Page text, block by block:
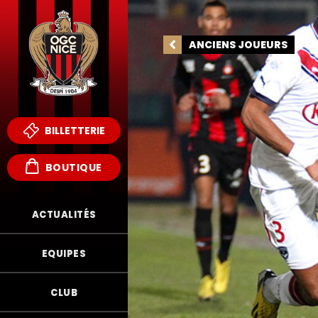
BILLETTERIE
BOUTIQUE
ACTUALITÉS
EQUIPES
CLUB
ANCIENS JOUEURS
FR